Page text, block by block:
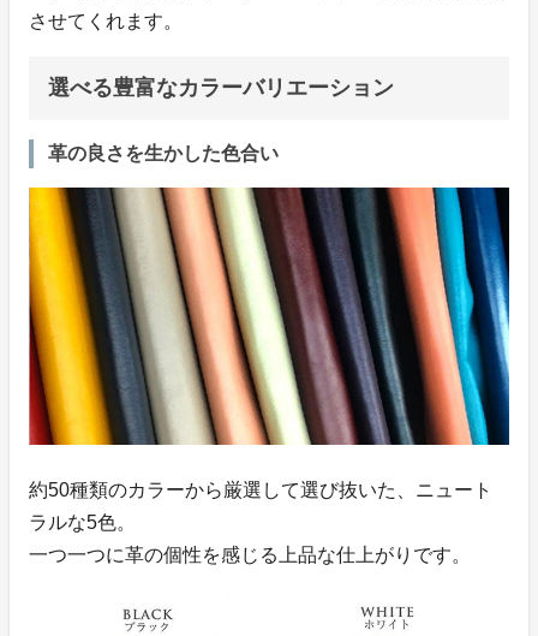
させてくれます。
選べる豊富なカラーバリエーション
革の良さを生かした色合い
約50種類のカラーから厳選して選び抜いた、ニュート
ラルな5色。
一つ一つに革の個性を感じる上品な仕上がりです。